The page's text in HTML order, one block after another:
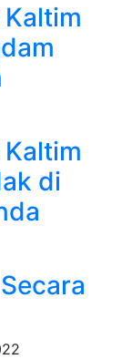
Kaltim
Kaltim
di